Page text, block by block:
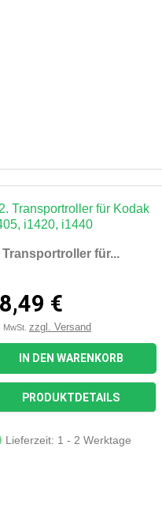
 Vorschau
Transportroller für...
€
MwSt. zzgl. Versand
IN DEN WARENKORB
PRODUKTDETAILS
Lieferzeit: 1 - 2 Werktage